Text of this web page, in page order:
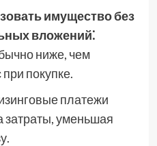
имущество без
вложений⁚
ниже, чем
покупке.
платежи
затраты, уменьшая